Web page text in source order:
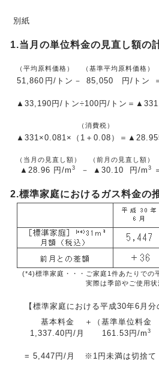
別紙
1.当月の単位料金の見直し額の
（平均原料価格） （基準平均原料価格）
51,860 円/トン － 85,050 円/トン
▲33,190円/トン÷100円/トン＝
（消費税）
▲331×0.081× （1＋0.08） ＝
（当月の見直し額） （前月の見直し額）
▲28.96 円/m 3 － ▲30.10 円/m 3
2.標準家庭におけるガス料金の
(*4)標準家庭・・・ ご家庭1件あたりでの
実際は季節やご使用状
【標準家庭における平成30年6月
基本料金
＋ （基準単位料金
1,337.40円/月
161.53円/m 3
= 5,447円/月 ※1円未満は切捨て